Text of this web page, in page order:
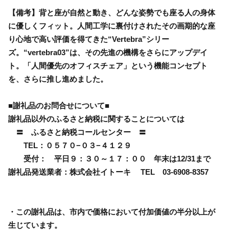
【備考】背と座が自然と動き、どんな姿勢でも座る人の身体
に優しくフィット。人間工学に裏付けされたその画期的な座
り心地で高い評価を得てきた“Vertebra”シリー
ズ。“vertebra03”は、その先進の機構をさらにアップデイ
ト。「人間優先のオフィスチェア」という機能コンセプト
を、さらに推し進めました。
■謝礼品のお問合せについて■
謝礼品以外のふるさと納税に関することについては
〓 ふるさと納税コールセンター 〓
TEL：０５７０−０３−４１２９
受付： 平日９：３０～１７：００ 年末は12/31まで
謝礼品発送業者：株式会社イトーキ TEL 03-6908-8357
・この謝礼品は、市内で価格において付加価値の半分以上が
生じています。